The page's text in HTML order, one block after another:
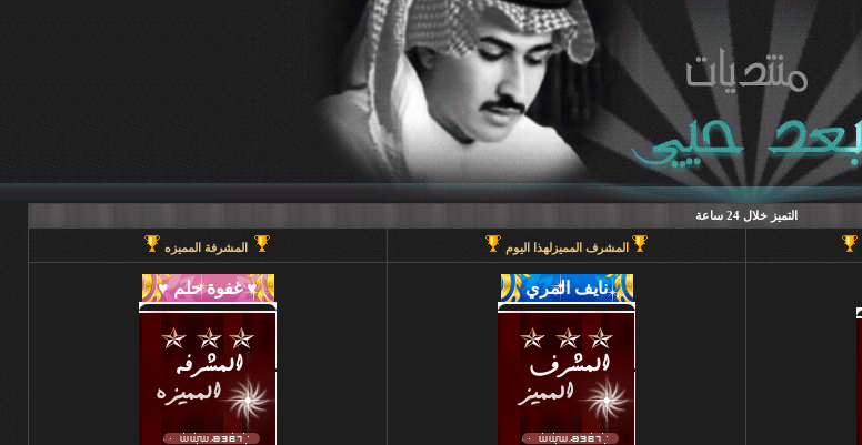
التميز خلال 24 ساعة
المشرف المميزلهذا اليوم المشرفة المميزه